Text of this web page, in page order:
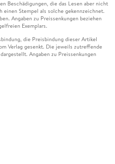
Beschädigungen, die das Lesen aber nicht
einen Stempel als solche gekennzeichnet.
Angaben zu Preissenkungen beziehen
Exemplars.
die Preisbindung dieser Artikel
Verlag gesenkt. Die jeweils zutreffende
Angaben zu Preissenkungen